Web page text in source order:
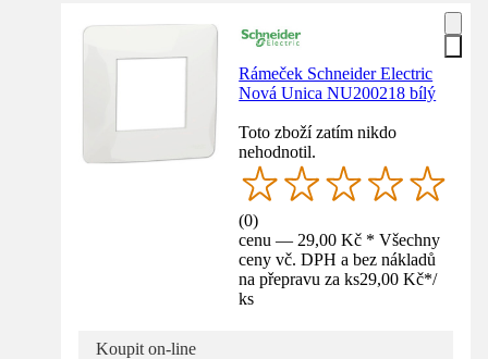
Rámeček Schneider Electric
Nová Unica NU200218 bílý
Toto zboží zatím nikdo
nehodnotil.
(0)
cenu — 29,00 Kč * Všechny
ceny vč. DPH a bez nákladů
na přepravu za ks29,00 Kč*/
ks
Koupit on-line